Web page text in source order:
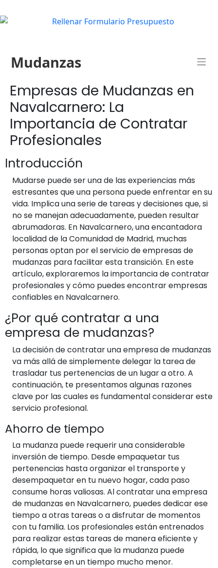
Mudanzas
Empresas de Mudanzas en
Navalcarnero: La
Importancia de Contratar
Profesionales
Introducción
Mudarse puede ser una de las experiencias más
estresantes que una persona puede enfrentar en su
vida. Implica una serie de tareas y decisiones que, si
no se manejan adecuadamente, pueden resultar
abrumadoras. En Navalcarnero, una encantadora
localidad de la Comunidad de Madrid, muchas
personas optan por el servicio de empresas de
mudanzas para facilitar esta transición. En este
artículo, exploraremos la importancia de contratar
profesionales y cómo puedes encontrar empresas
confiables en Navalcarnero.
¿Por qué contratar a una
empresa de mudanzas?
La decisión de contratar una empresa de mudanzas
va más allá de simplemente delegar la tarea de
trasladar tus pertenencias de un lugar a otro. A
continuación, te presentamos algunas razones
clave por las cuales es fundamental considerar este
servicio profesional.
Ahorro de tiempo
La mudanza puede requerir una considerable
inversión de tiempo. Desde empaquetar tus
pertenencias hasta organizar el transporte y
desempaquetar en tu nuevo hogar, cada paso
consume horas valiosas. Al contratar una empresa
de mudanzas en Navalcarnero, puedes dedicar ese
tiempo a otras tareas o a disfrutar de momentos
con tu familia. Los profesionales están entrenados
para realizar estas tareas de manera eficiente y
rápida, lo que significa que la mudanza puede
completarse en un tiempo mucho menor.